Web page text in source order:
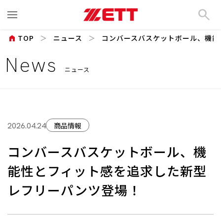
search
News ニュース
home TOP ニュース コンバースバスケットボール、機
2026.04.24 商品情報
コンバースバスケットボール、機
能性とフィット感を追求した新型
レフリーパンツ登場！